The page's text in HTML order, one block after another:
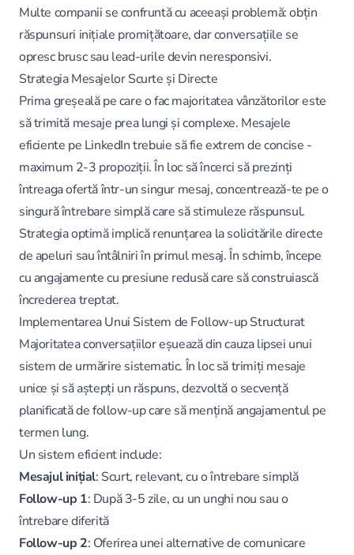
Multe companii se confruntă cu aceeași problemă: obțin
răspunsuri inițiale promițătoare, dar conversațiile se
opresc brusc sau lead-urile devin neresponsivi.
Strategia Mesajelor Scurte și Directe
Prima greșeală pe care o fac majoritatea vânzătorilor este
să trimită mesaje prea lungi și complexe. Mesajele
eficiente pe LinkedIn trebuie să fie extrem de concise -
maximum 2-3 propoziții. În loc să încerci să prezinți
întreaga ofertă într-un singur mesaj, concentrează-te pe o
singură întrebare simplă care să stimuleze răspunsul.
Strategia optimă implică renunțarea la solicitările directe
de apeluri sau întâlniri în primul mesaj. În schimb, începe
cu angajamente cu presiune redusă care să construiască
încrederea treptat.
Implementarea Unui Sistem de Follow-up Structurat
Majoritatea conversațiilor eșuează din cauza lipsei unui
sistem de urmărire sistematic. În loc să trimiți mesaje
unice și să aștepți un răspuns, dezvoltă o secvență
planificată de follow-up care să mențină angajamentul pe
termen lung.
Un sistem eficient include:
Mesajul inițial: Scurt, relevant, cu o întrebare simplă
Follow-up 1: După 3-5 zile, cu un unghi nou sau o
întrebare diferită
Follow-up 2: Oferirea unei alternative de comunicare